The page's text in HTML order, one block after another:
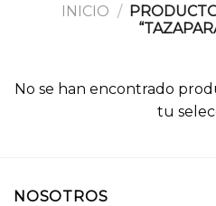
INICIO /
No se han encontrado
tu
NOSOTROS